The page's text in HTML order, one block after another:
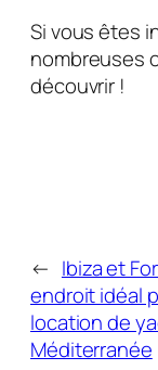
Si vous êtes
nombreuses
découvrir !
← Ibiza et
endroit idéal
location de
Méditerranée